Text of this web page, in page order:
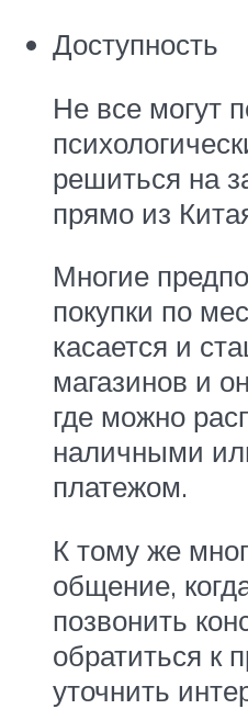
Доступность
Не все могут
решиться на
прямо из
Многие
покупки по
касается и
магазинов и
где можно
наличными
платежом.
К тому же
общение,
позвонить
обратиться к
уточнить